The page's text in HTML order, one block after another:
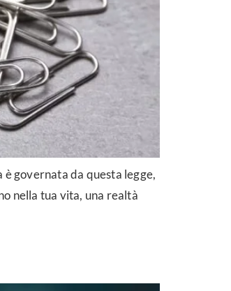
governata da questa legge,
nella tua vita, una realtà